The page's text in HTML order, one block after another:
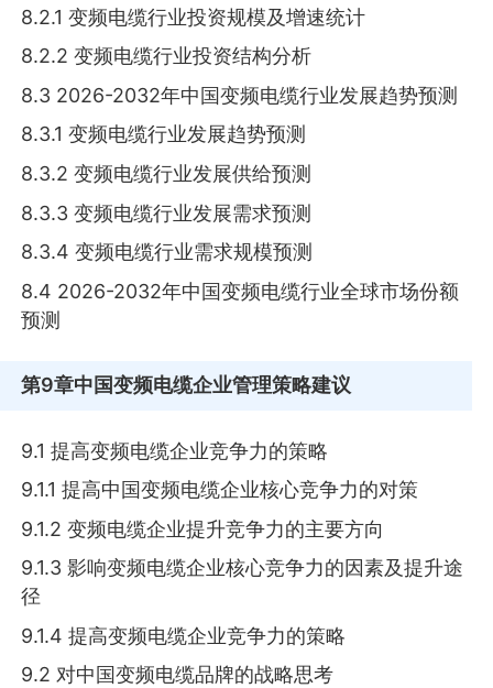
8.2.1 变频电缆行业投资规模及增速统计
8.2.2 变频电缆行业投资结构分析
8.3 2026-2032年中国变频电缆行业发展趋势预测
8.3.1 变频电缆行业发展趋势预测
8.3.2 变频电缆行业发展供给预测
8.3.3 变频电缆行业发展需求预测
8.3.4 变频电缆行业需求规模预测
8.4 2026-2032年中国变频电缆行业全球市场份额
预测
第9章中国变频电缆企业管理策略建议
9.1 提高变频电缆企业竞争力的策略
9.1.1 提高中国变频电缆企业核心竞争力的对策
9.1.2 变频电缆企业提升竞争力的主要方向
9.1.3 影响变频电缆企业核心竞争力的因素及提升途
径
9.1.4 提高变频电缆企业竞争力的策略
9.2 对中国变频电缆品牌的战略思考